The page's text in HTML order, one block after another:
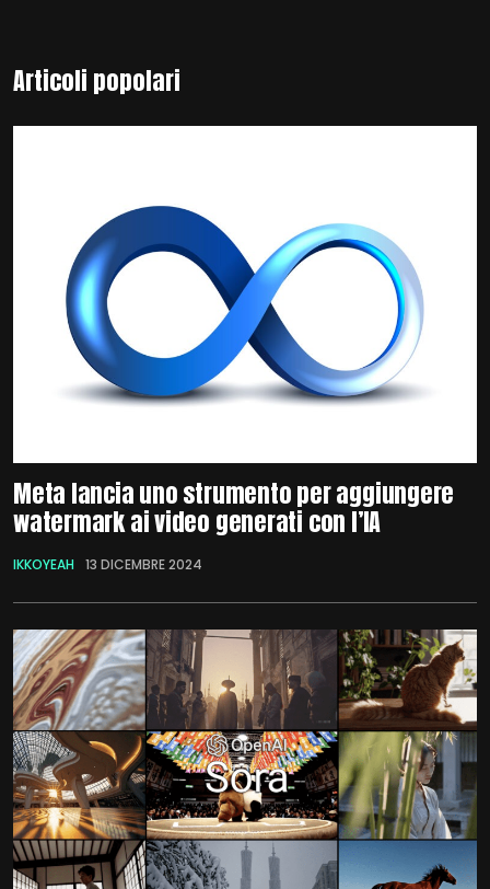
Articoli popolari
Meta lancia uno strumento per aggiungere
watermark ai video generati con l’IA
IKKOYEAH 13 DICEMBRE 2024